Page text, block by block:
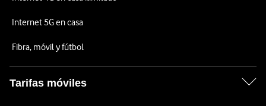
Internet 5G en casa
Fibra, móvil y fútbol
Tarifas móviles